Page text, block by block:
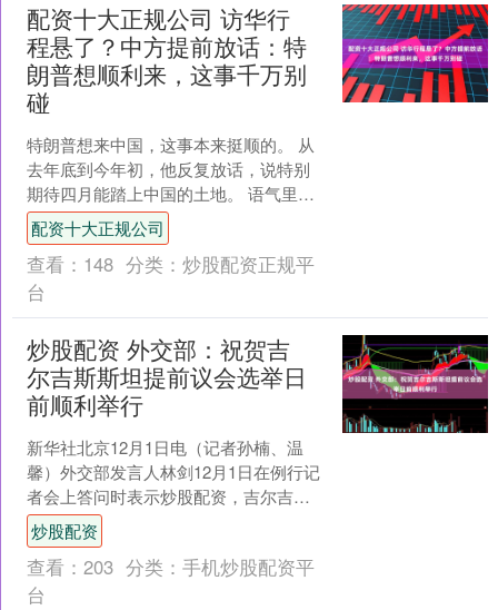
配资十大正规公司 访华行
程悬了？中方提前放话：特
朗普想顺利来，这事千万别
碰
特朗普想来中国，这事本来挺顺的。 从
去年底到今年初，他反复放话，说特别
期待四月能踏上中国的土地。 语气里透
着一股急切，不像是客套。 外界也普遍
觉得，这趟访问八成....
配资十大正规公司
查看： 148 分类： 炒股配资正规平
台
炒股配资 外交部：祝贺吉
尔吉斯斯坦提前议会选举日
前顺利举行
新华社北京12月1日电（记者孙楠、温
馨）外交部发言人林剑12月1日在例行记
者会上答问时表示炒股配资，吉尔吉斯
斯坦提前议会选举日前顺利举行，中方
对此表示祝贺，愿同....
炒股配资
查看： 203 分类： 手机炒股配资平
台